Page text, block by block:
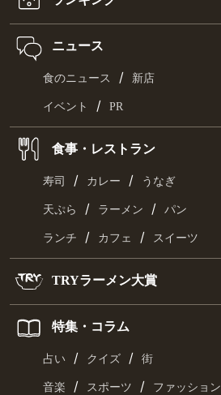
ニュース
食のニュース / 新店
イベント / PR
食事・レストラン
寿司 / カレー / うなぎ
天ぷら / ラーメン / パン
ランチ / カフェ / スイーツ
TRYラーメン大賞
特集・コラム
占い / クイズ / 街
音楽 / スポーツ / ファッション